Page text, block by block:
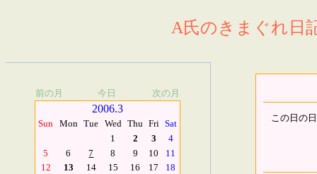
A氏のきまぐれ日
前の月 今日 次の月
2006.3
Sun Mon Tue Wed Thu Fri Sat
1
2 3
4
5
6 7 8 9 10
11
12
13 14 15 16 17
18
この日の